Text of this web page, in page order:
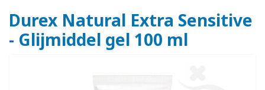
Durex Natural Extra Sensitive
- Glijmiddel gel 100 ml